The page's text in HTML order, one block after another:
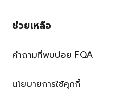
ช่วยเหลือ
คำถามที่พบบ่อย FQA
นโยบายการใช้คุกกี้